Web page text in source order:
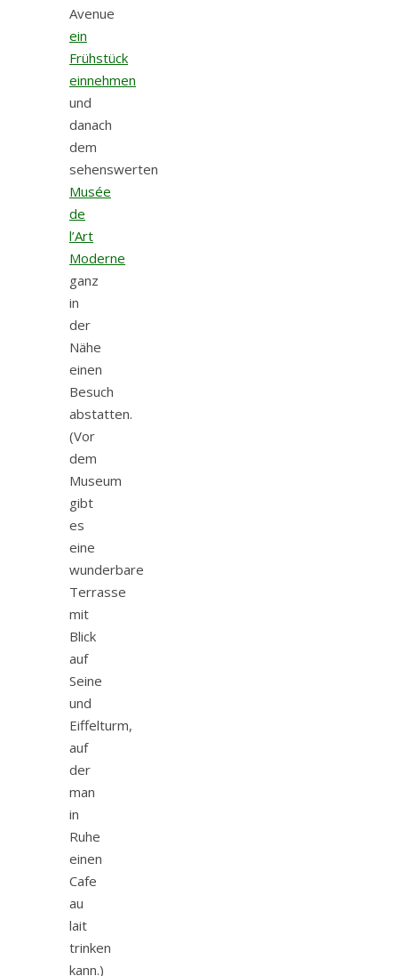
Avenue
ein
Frühstück
einnehmen
und
danach
dem
sehenswerten
Musée
de
l’Art
Moderne
ganz
in
der
Nähe
einen
Besuch
abstatten.
(Vor
dem
Museum
gibt
es
eine
wunderbare
Terrasse
mit
Blick
auf
Seine
und
Eiffelturm,
auf
der
man
in
Ruhe
einen
Cafe
au
lait
trinken
kann.)